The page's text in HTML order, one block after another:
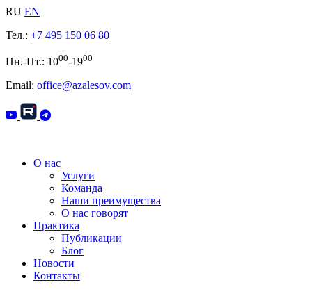
RU EN
Тел.: +7 495 150 06 80
Пн.-Пт.: 1000-1900
Email: office@azalesov.com
О нас
Услуги
Команда
Наши преимущества
О нас говорят
Практика
Публикации
Блог
Новости
Контакты